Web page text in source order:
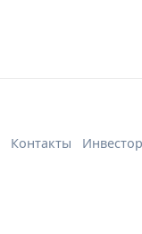
Контакты